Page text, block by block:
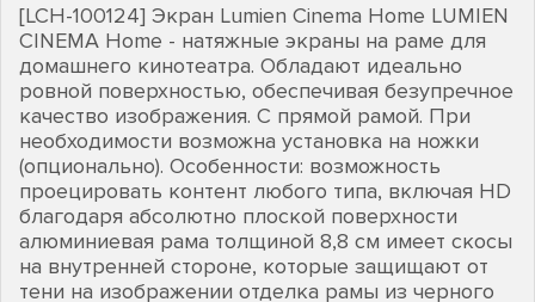
[LCH-100124] Экран Lumien Cinema Home LUMIEN
CINEMA Home - натяжные экраны на раме для
домашнего кинотеатра. Обладают идеально
ровной поверхностью, обеспечивая безупречное
качество изображения. С прямой рамой. При
необходимости возможна установка на ножки
(опционально). Особенности: возможность
проецировать контент любого типа, включая HD
благодаря абсолютно плоской поверхности
алюминиевая рама толщиной 8,8 см имеет скосы
на внутренней стороне, которые защищают от
тени на изображении отделка рамы из черного